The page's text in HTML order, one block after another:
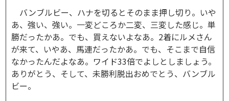
バンブルビー、ハナを切るとそのまま押し切り。いや
あ、強い、強い。一変どころか二変、三変した感じ。単
勝だったかあ。でも、買えないよなあ。2着にルメさん
が来て、いやあ、馬連だったかあ。でも、そこまで自信
なかったんだよなあ。ワイド33倍でよしとしましょう。
ありがとう、そして、未勝利脱出おめでとう、バンブル
ビー。